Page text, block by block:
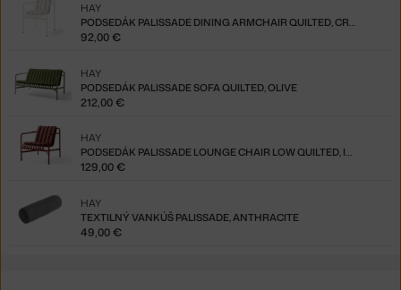
PODSEDÁK PALISSADE DINING ARMCHAIR QUILTED, CREAM WHITE
HAY
92,00 €
PODSEDÁK PALISSADE SOFA QUILTED, OLIVE
HAY
212,00 €
PODSEDÁK PALISSADE LOUNGE CHAIR LOW QUILTED, IRON RED
HAY
129,00 €
TEXTILNÝ VANKÚŠ PALISSADE, ANTHRACITE
HAY
49,00 €